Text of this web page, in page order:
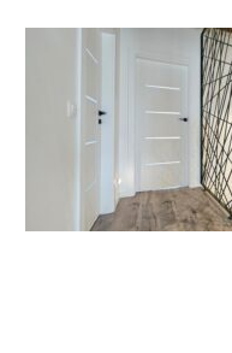
Žemės sklypai
Kontaktai